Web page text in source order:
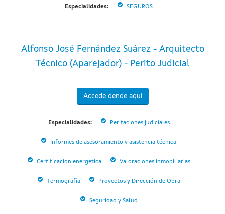
Especialidades: SEGUROS
Alfonso José Fernández Suárez - Arquitecto
Técnico (Aparejador) - Perito Judicial
Accede dende aquí
Especialidades: Peritaciones judiciales
Informes de asesoramiento y asistencia técnica
Certificación energética Valoraciones inmobiliarias
Termografía Proyectos y Dirección de Obra
Seguridad y Salud